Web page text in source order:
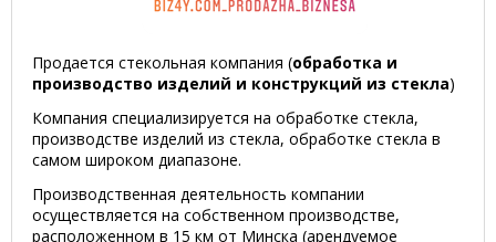
Продается стекольная компания (обработка и
производство изделий и конструкций из стекла)
Компания специализируется на обработке стекла,
производстве изделий из стекла, обработке стекла в
самом широком диапазоне.
Производственная деятельность компании
осуществляется на собственном производстве,
расположенном в 15 км от Минска (арендуемое